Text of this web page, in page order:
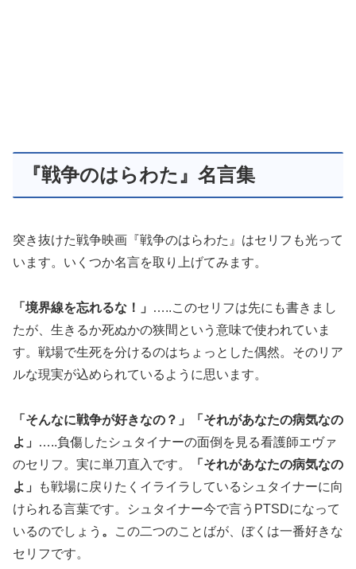
『戦争のはらわた』名言集
突き抜けた戦争映画『戦争のはらわた』はセリフも光って
います。いくつか名言を取り上げてみます。
「境界線を忘れるな！」
…..このセリフは先にも書きまし
たが、生きるか死ぬかの狭間という意味で使われていま
す。戦場で生死を分けるのはちょっとした偶然。そのリア
ルな現実が込められているように思います。
「そんなに戦争が好きなの？」「それがあなたの病気なの
よ」
…..負傷したシュタイナーの面倒を見る看護師エヴァ
のセリフ。実に単刀直入です。
「それがあなたの病気なの
よ」
も戦場に戻りたくイライラしているシュタイナーに向
けられる言葉です。シュタイナー今で言うPTSDになって
いるのでしょう 。
この二つのことばが、ぼくは一番好きな
セリフです。